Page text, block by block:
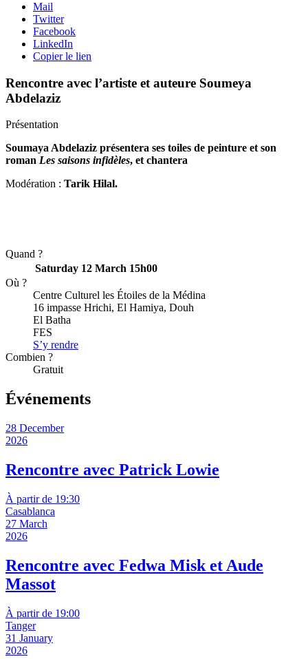
Mail
Twitter
Facebook
LinkedIn
Copier le lien
Rencontre avec l’artiste et auteure Soumeya
Abdelaziz
Présentation
Soumaya Abdelaziz présentera ses toiles de peinture et son
roman Les saisons infidèles, et chantera
Modération : Tarik Hilal.
Quand ?
Saturday 12 March 15h00
Où ?
Centre Culturel les Étoiles de la Médina
16 impasse Hrichi, El Hamiya, Douh
El Batha
FES
S’y rendre
Combien ?
Gratuit
Événements
28 December
2026
Rencontre avec Patrick Lowie
À partir de 19:30
Casablanca
27 March
2026
Rencontre avec Fedwa Misk et Aude
Massot
À partir de 19:00
Tanger
31 January
2026